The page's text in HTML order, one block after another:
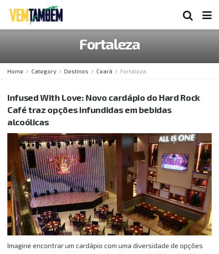
Fortaleza
Home Category Destinos Ceará Fortaleza
Infused With Love: Novo cardápio do Hard Rock
Café traz opções infundidas em bebidas
alcoólicas
Imagine encontrar um cardápio com uma diversidade de opções